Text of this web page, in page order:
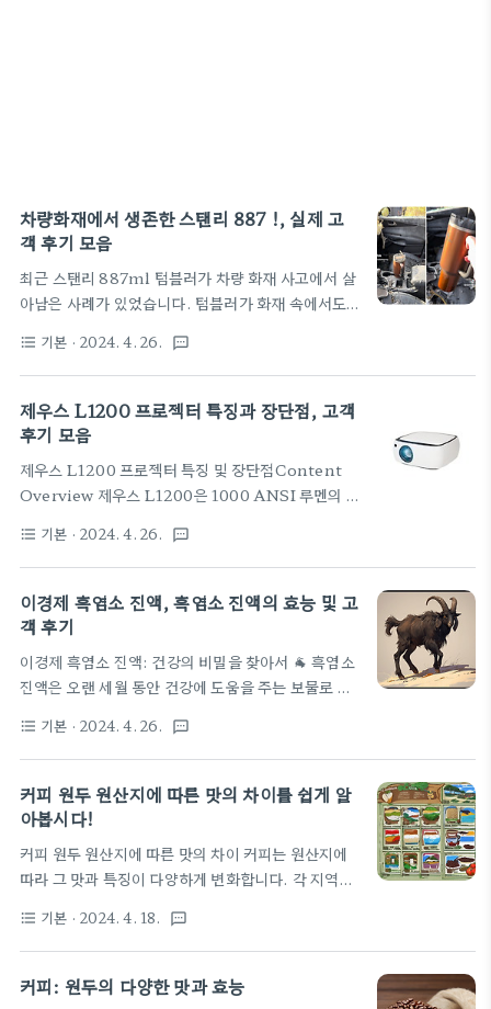
차량화재에서 생존한 스탠리 887 !, 실제 고
객 후기 모음
최근 스탠리 887ml 텀블러가 차량 화재 사고에서 살
아남은 사례가 있었습니다. 텀블러가 화재 속에서도
텀블러 주요 특징용량: 887ml로 큰 용량의 텀블러입
니다. 장시간 사용하기에 적합합니다. 1소재: 도자기/
세라믹 소재로 제작되어 내구성이 뛰어납니다. 1보
온/보냉 기능: 'H2.0 플로우 스테이트' 기술로 오랫
양한 색상과 디자인 옵션이 있어 개성 있는 스타일링
이 가능합니다. 3액세서리: 전용 포장 파우치 등 다양
한 액세서리도 구매할 수 있습니다. 최근 스탠리 텀블
고품질의 소재와 튼튼한 내구성으로..
format_list_bulleted 기본 · 2024. 4. 26. textsms
제우스 L1200 프로젝터 특징과 장단점, 고객
후기 모음
제우스 L1200 프로젝터 특징 및 장단점Content
Overview 제우스 L1200은 1000 ANSI 루멘의 밝
오프셋, 전방향 키스톤 보정 등의 주요 기능을 갖춘 미
니 프로젝터입니다. 사용자 인터페이스가 편리하고,
안드로이드 폰 미러링 기능도 좋습니다. 주요 특징밝
기: 1000 ANSI 루멘으로 200 ANSI 루멘보다 약
로 선명하고 세부 사항이 잘 보입니다.운영체제: 내장
안드로이드 9.0으로 다양한 OTT 서비스를 이용할
수 있습니다.오프셋: 100% 오프셋으로 천장이나 바
format_list_bulleted 기본 · 2024. 4. 26. textsms
이경제 흑염소 진액, 흑염소 진액의 효능 및 고
객 후기
이경제 흑염소 진액: 건강의 비밀을 찾아서 🐐 흑염소
진액은 오랜 세월 동안 건강에 도움을 주는 보물로 여
알아보겠습니다. 흑염소 진액 : 건강의 비밀 흑염소
진액은 흑염소가 출산 후 젖을 먹이기 위해 몸속에 축
적된 미네랄과 영양소를 농축한 것입니다. 이러한 진
액은 흑염소의 건강을 유지하는 데 중요한 역할을 합
유되어 있습니다. 그 중에서도 단백질, 지방, 탄수화
물, 미네랄, 비타민 등이 풍부하게 함유되어 있어 건
강에 도움을 줄 수 있습니다. 또한 흑염소 진액에는 인
려져 있습니다. 흑염소 진액의 효..
format_list_bulleted 기본 · 2024. 4. 26. textsms
커피 원두 원산지에 따른 맛의 차이를 쉽게 알
아봅시다!
커피 원두 원산지에 따른 맛의 차이 커피는 원산지에
따라 그 맛과 특징이 다양하게 변화합니다. 각 지역의
이는 커피의 향과 맛을 결정하는 중요한 요소입니다.
이 글에서는 다양한 커피 원산지의 특징과 그에 따른
맛의 차이를 알아보겠습니다. 1. 라틴 아메리카 라틴
format_list_bulleted 기본 · 2024. 4. 18. textsms
커피: 원두의 다양한 맛과 효능